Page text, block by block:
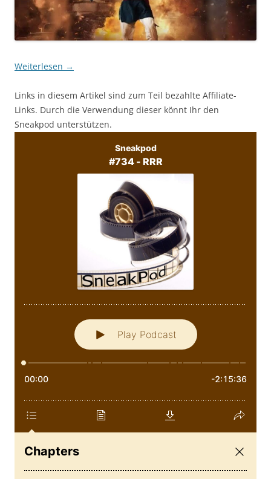
Weiterlesen →
Links in diesem Artikel sind zum Teil bezahlte Affiliate-
Links. Durch die Verwendung dieser könnt Ihr den
Sneakpod unterstützen.